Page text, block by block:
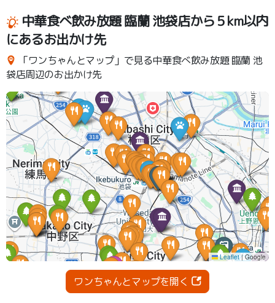
中華食べ飲み放題 臨蘭 池袋店から５km以内
にあるお出かけ先
「ワンちゃんとマップ」で見る中華食べ飲み放題 臨蘭 池
袋店周辺のお出かけ先
ワンちゃんとマップを開く